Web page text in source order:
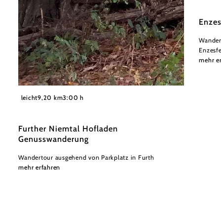
©
Wienerwald
leicht9,20 km3:00 h
Further Niemtal Hofladen
Genusswanderung
Wandertour ausgehend von Parkplatz in Furth
mehr erfahren
mehr